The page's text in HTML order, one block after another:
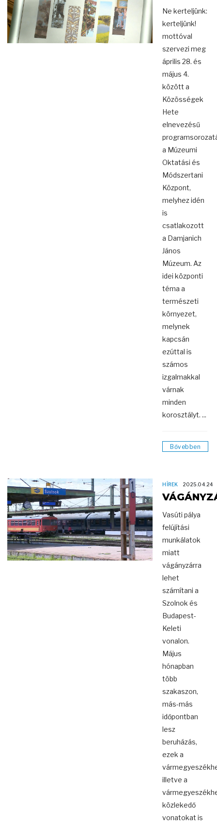
Ne kerteljünk:
kerteljünk!
mottóval
szervezi meg
április 28. és
május 4.
között a
Közösségek
Hete
elnevezésű
a Múzeumi
Oktatási és
Módszertani
Központ,
melyhez idén
is
csatlakozott
a Damjanich
János
Múzeum. Az
idei központi
téma a
természeti
környezet,
melynek
kapcsán
ezúttal is
számos
izgalmakkal
várnak
minden
korosztályt. ...
Bővebben
HÍREK 2025.04.24
Vasúti pálya
felújítási
munkálatok
miatt
vágányzárra
lehet
számítani a
Szolnok és
Budapest-
Keleti
vonalon.
Május
hónapban
több
szakaszon,
más-más
időpontban
lesz
beruházás,
ezek a
illetve a
közlekedő
vonatokat is